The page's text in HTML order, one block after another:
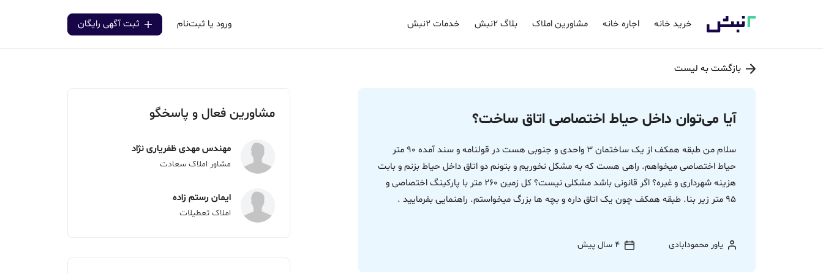
خرید خانه اجاره خانه مشاورین املاک بلاگ ۲نبش خدمات ۲نبش ورود یا ثبت‌نام ثبت آگهی رایگان
بازگشت به لیست
آیا می‌توان داخل حیاط اختصاصی اتاق ساخت؟
سلام من طبقه همکف از یک ساختمان 3 واحدی و جنوبی هست در قولنامه و سند آمده 90 متر
حیاط اختصاصی میخواهم. راهی هست که به مشکل نخوریم و بتونم دو اتاق داخل حیاط بزنم و بابت
هزینه شهرداری و غیره؟ اگر قانونی باشد مشکلی نیست؟ کل زمین 260 متر با پارکینگ اختصاصی و
95 متر زیر بنا. طبقه همکف چون یک اتاق داره و بچه ها بزرگ میخواستم. راهنمایی بفرمایید .
یاور محمودابادی 4 سال پیش
مشاورین فعال و پاسخگو
مهندس مهدی ظفریاری نژاد
مشاور املاک سعادت
ایمان رستم زاده
املاک تعطیلات